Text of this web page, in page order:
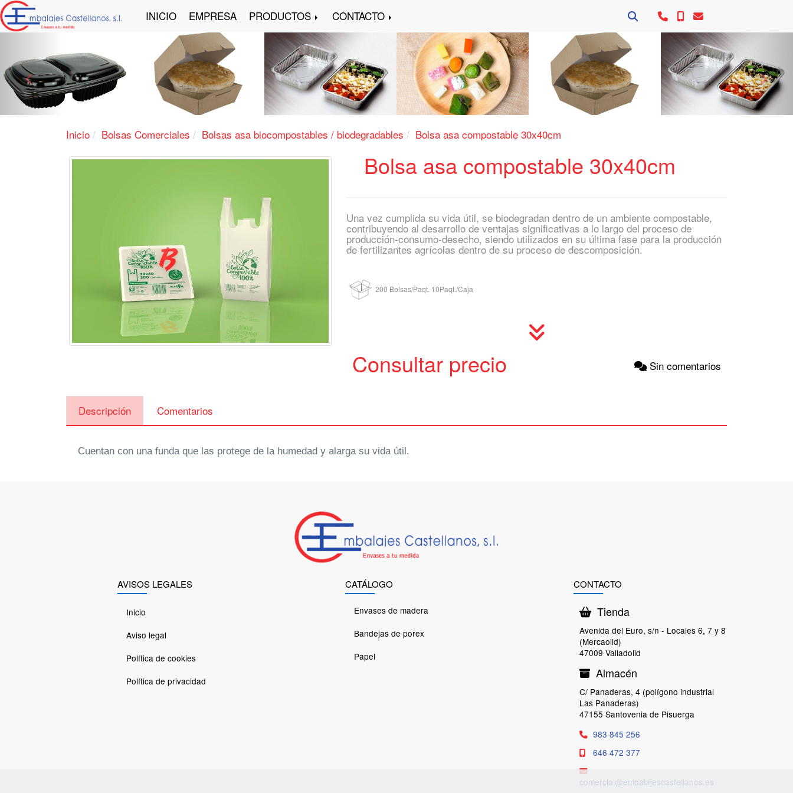
INICIO EMPRESA PRODUCTOS CONTACTO
Inicio Bolsas Comerciales Bolsas asa biocompostables / biodegradables Bolsa asa compostable 30x40cm
Bolsa asa compostable 30x40cm
Una vez cumplida su vida útil, se biodegradan dentro de un ambiente compostable,
contribuyendo al desarrollo de ventajas significativas a lo largo del proceso de
producción-consumo-desecho, siendo utilizados en su última fase para la producción
de fertilizantes agrícolas dentro de su proceso de descomposición.
200 Bolsas/Paqt.​ 10Paqt./Caja​
Consultar precio Sin comentarios
Descripción Comentarios
Cuentan con una funda que las protege de la humedad y alarga su vida útil.
AVISOS LEGALES
Inicio
Aviso legal
Política de cookies
Política de privacidad
CATÁLOGO
Envases de madera
Bandejas de porex
Papel
CONTACTO
Tienda
Avenida del Euro, s/n - Locales 6, 7 y 8
(Mercaolid)
47009 Valladolid
Almacén
C/ Panaderas, 4 (polígono industrial
Las Panaderas)
47155 Santovenia de Pisuerga
983 845 256
646 472 377
comercial embalajescastellanos.es